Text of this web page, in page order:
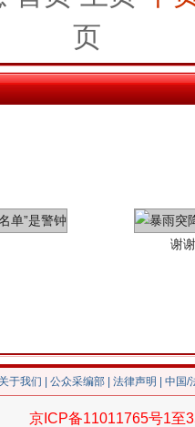
页
关于我们 公众采编部 法律声明 | 中国
京ICP备11011765号1至